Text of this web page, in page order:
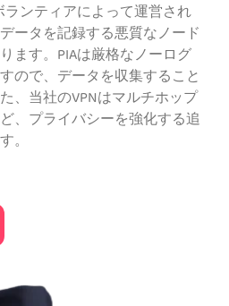
ンティアによって運営され
ータを記録する悪質なノード
ます。PIAは厳格なノーログ
ので、データを収集すること
、当社のVPNはマルチホップ
、プライバシーを強化する追
。